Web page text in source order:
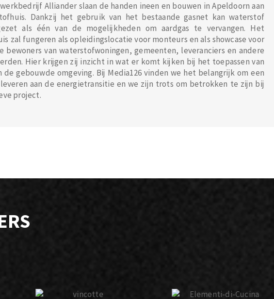
Alliander slaan de handen ineen en bouwen in Apeldoorn aan
Dankzij het gebruik van het bestaande gasnet kan waterstof
als één van de mogelijkheden om aardgas te vervangen. Het
zal fungeren als opleidingslocatie voor monteurs en als showcase voor
bewoners van waterstofwoningen, gemeenten, leveranciers en andere
Hier krijgen zij inzicht in wat er komt kijken bij het toepassen van
gebouwde omgeving. Bij Media126 vinden we het belangrijk om een
aan de energietransitie en we zijn trots om betrokken te zijn bij
project.